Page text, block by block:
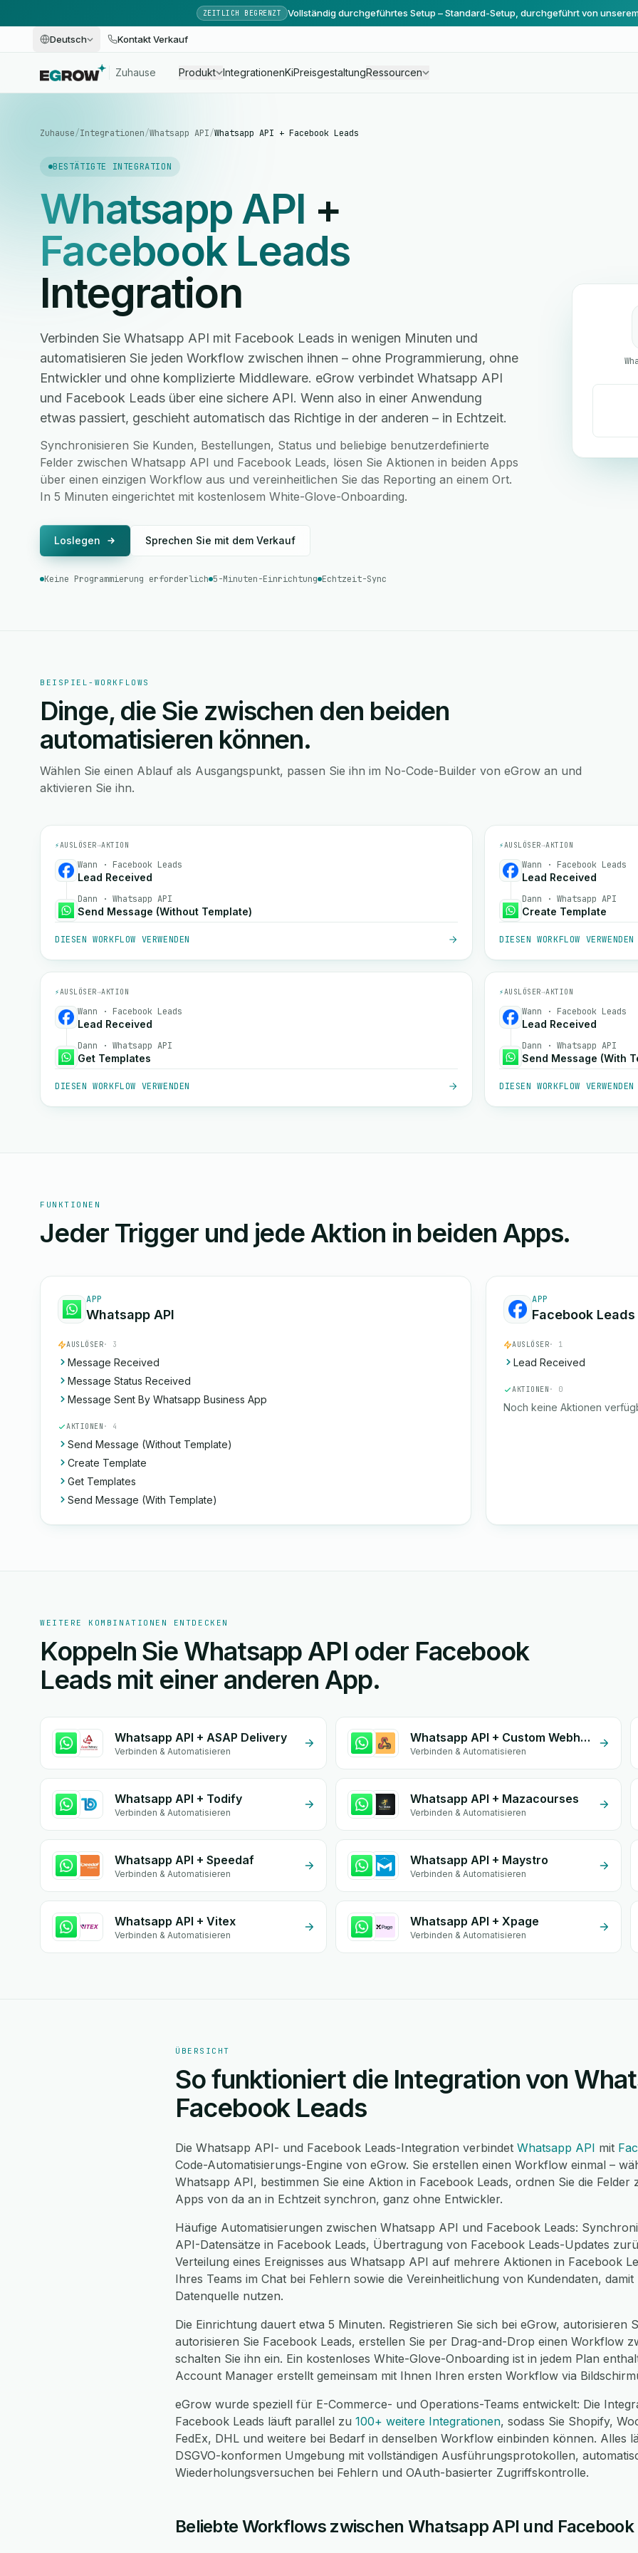
ZEITLICH BEGRENZT Vollständig durchgeführtes Setup – Standard-Setup, durchgeführt von
Deutsch Kontakt Verkauf
Zuhause Produkt IntegrationenKiPreisgestaltungRessourcen
Zuhause/Integrationen/Whatsapp API/Whatsapp API + Facebook Leads
BESTÄTIGTE INTEGRATION
Whatsapp API +
Facebook Leads
Integration
Verbinden Sie Whatsapp API mit Facebook Leads in wenigen Minuten und
automatisieren Sie jeden Workflow zwischen ihnen – ohne Programmierung, ohne
Entwickler und ohne komplizierte Middleware. eGrow verbindet Whatsapp API
und Facebook Leads über eine sichere API. Wenn also in einer Anwendung
etwas passiert, geschieht automatisch das Richtige in der anderen – in Echtzeit.
Synchronisieren Sie Kunden, Bestellungen, Status und beliebige benutzerdefinierte
Felder zwischen Whatsapp API und Facebook Leads, lösen Sie Aktionen in beiden Apps
über einen einzigen Workflow aus und vereinheitlichen Sie das Reporting an einem Ort.
In 5 Minuten eingerichtet mit kostenlosem White-Glove-Onboarding.
Loslegen Sprechen Sie mit dem Verkauf
Keine Programmierung erforderlich 5-Minuten-Einrichtung Echtzeit-Sync
BEISPIEL-WORKFLOWS
Dinge, die Sie zwischen den beiden
automatisieren können.
Wählen Sie einen Ablauf als Ausgangspunkt, passen Sie ihn im No-Code-Builder von eGrow an und
aktivieren Sie ihn.
⚡AUSLÖSER→AKTION
Wann · Facebook Leads
Lead Received
Dann · Whatsapp API
Send Message (Without Template)
DIESEN WORKFLOW VERWENDEN
⚡AUSLÖSER→AKTION
Wann · Facebook Leads
Lead Received
Dann · Whatsapp API
Create Template
DIESEN WORKFLOW VERWENDEN
⚡AUSLÖSER→AKTION
Wann · Facebook Leads
Lead Received
Dann · Whatsapp API
Get Templates
DIESEN WORKFLOW VERWENDEN
⚡AUSLÖSER→AKTION
Wann · Facebook Leads
Lead Received
Dann · Whatsapp API
Send Message (With
DIESEN WORKFLOW VERWENDEN
FUNKTIONEN
Jeder Trigger und jede Aktion in beiden Apps.
APP
Whatsapp API
AUSLÖSER· 3
Message Received
Message Status Received
Message Sent By Whatsapp Business App
AKTIONEN · 4
Send Message (Without Template)
Create Template
Get Templates
Send Message (With Template)
APP
Facebook Leads
AUSLÖSER· 1
Lead Received
AKTIONEN · 0
Noch keine Aktionen
WEITERE KOMBINATIONEN ENTDECKEN
Koppeln Sie Whatsapp API oder Facebook
Leads mit einer anderen App.
Whatsapp API + ASAP Delivery
Verbinden & Automatisieren
Whatsapp API + Custom Webhook
Verbinden & Automatisieren
Whatsapp API + Todify
Verbinden & Automatisieren
Whatsapp API + Mazacourses
Verbinden & Automatisieren
Whatsapp API + Speedaf
Verbinden & Automatisieren
Whatsapp API + Maystro
Verbinden & Automatisieren
Whatsapp API + Vitex
Verbinden & Automatisieren
Whatsapp API + Xpage
Verbinden & Automatisieren
ÜBERSICHT
So funktioniert die Integration von
Facebook Leads
Die Whatsapp API- und Facebook Leads-Integration verbindet Whatsapp API mit
Code-Automatisierungs-Engine von eGrow. Sie erstellen einen Workflow einmal –
Whatsapp API, bestimmen Sie eine Aktion in Facebook Leads, ordnen Sie die Felder
Apps von da an in Echtzeit synchron, ganz ohne Entwickler.
Häufige Automatisierungen zwischen Whatsapp API und Facebook Leads:
API-Datensätze in Facebook Leads, Übertragung von Facebook Leads-Updates
Verteilung eines Ereignisses aus Whatsapp API auf mehrere Aktionen in Facebook
Ihres Teams im Chat bei Fehlern sowie die Vereinheitlichung von Kundendaten, damit
Datenquelle nutzen.
Die Einrichtung dauert etwa 5 Minuten. Registrieren Sie sich bei eGrow, autorisieren
autorisieren Sie Facebook Leads, erstellen Sie per Drag-and-Drop einen Workflow
schalten Sie ihn ein. Ein kostenloses White-Glove-Onboarding ist in jedem Plan
Account Manager erstellt gemeinsam mit Ihnen Ihren ersten Workflow via
eGrow wurde speziell für E-Commerce- und Operations-Teams entwickelt: Die
Facebook Leads läuft parallel zu 100+ weitere Integrationen, sodass Sie Shopify,
FedEx, DHL und weitere bei Bedarf in denselben Workflow einbinden können. Alles
DSGVO-konformen Umgebung mit vollständigen Ausführungsprotokollen,
Wiederholungsversuchen bei Fehlern und OAuth-basierter Zugriffskontrolle.
Beliebte Workflows zwischen Whatsapp API und Facebook